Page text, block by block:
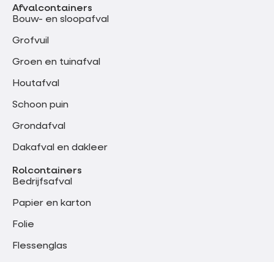
Afvalcontainers
Bouw- en sloopafval
Grofvuil
Groen en tuinafval
Houtafval
Schoon puin
Grondafval
Dakafval en dakleer
Rolcontainers
Bedrijfsafval
Papier en karton
Folie
Flessenglas